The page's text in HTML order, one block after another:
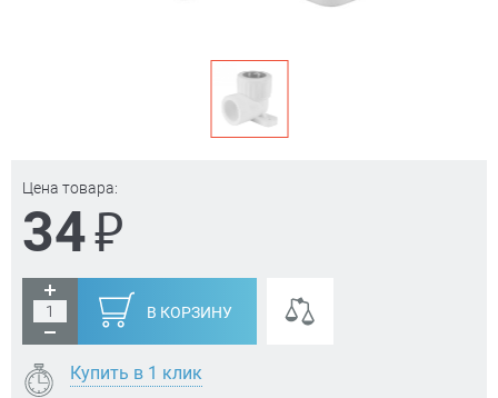
Цена товара:
34₽
В КОРЗИНУ
Купить в 1 клик